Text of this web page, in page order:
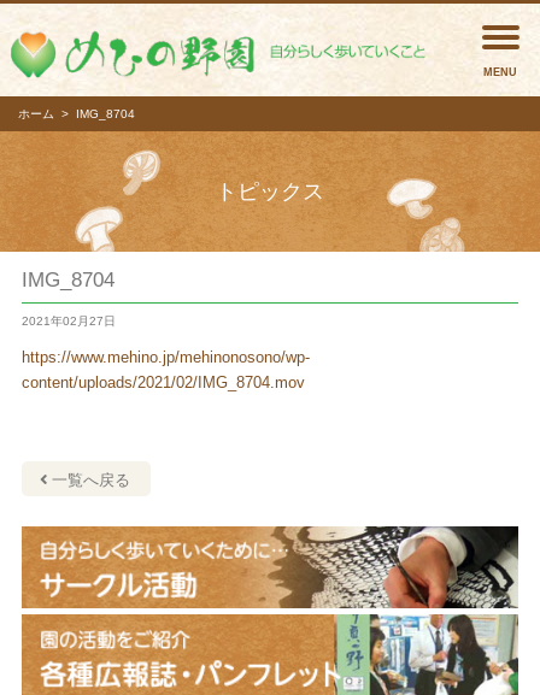
めひ
ホーム IMG_8704
トピックス
IMG_8704
2021年02月27日
https://www.mehino.jp/mehinonosono/wp-
content/uploads/2021/02/IMG_8704.mov
一覧へ戻る